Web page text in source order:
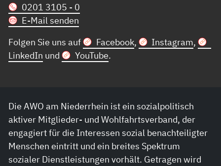
0201 3105 - 0
E-Mail senden
Folgen Sie uns auf
Facebook, Instagram,
LinkedIn und YouTube.
Die AWO am Niederrhein ist ein sozialpolitisch
aktiver Mitglieder- und Wohlfahrtsverband, der
engagiert für die Interessen sozial benachteiligter
Menschen eintritt und ein breites Spektrum
sozialer Dienstleistungen vorhält. Getragen wird